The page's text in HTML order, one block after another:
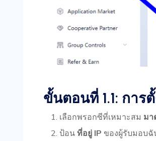
ขั้นตอนที่ 1.1: การ
เลือกพรอกซีที่เหมาะสม มา
ป้อน ที่อยู่ IP ของผู้รับมอบ